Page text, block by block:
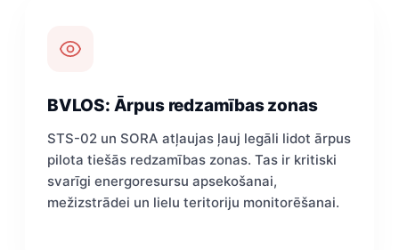
BVLOS: Ārpus redzamības zonas
STS-02 un SORA atļaujas ļauj legāli lidot ārpus
pilota tiešās redzamības zonas. Tas ir kritiski
svarīgi energoresursu apsekošanai,
mežizstrādei un lielu teritoriju monitorēšanai.